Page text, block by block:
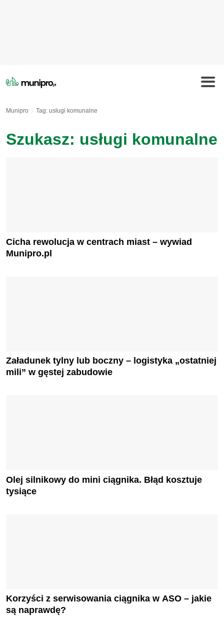
Munipro Tag: usługi komunalne
Szukasz: usługi komunalne
Cicha rewolucja w centrach miast – wywiad
Munipro.pl
Załadunek tylny lub boczny – logistyka „ostatniej
mili” w gęstej zabudowie
Olej silnikowy do mini ciągnika. Błąd kosztuje
tysiące
Korzyści z serwisowania ciągnika w ASO – jakie
są naprawdę?